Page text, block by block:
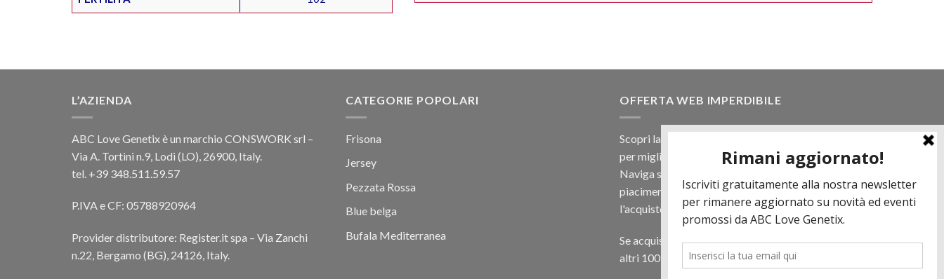
L’AZIENDA
ABC Love Genetix è un marchio CONSWORK srl –
Via A. Tortini n.9, Lodi (LO), 26900, Italy.
tel. +39 348.511.59.57
P.IVA e CF: 05788920964
Provider distributore: Register.it spa – Via Zanchi
n.22, Bergamo (BG), 24126, Italy.
CATEGORIE POPOLARI
Frisona
Jersey
Pezzata Rossa
Blue belga
Bufala Mediterranea
OFFERTA WEB IMPERDIBILE
Scopri la nostra offerta web! Un prezzo mai visto,
per migliaia di prodotti.
Naviga sul sito e scegli il tuo toro filtrando a
piacimento e scopri quanto può essere vantaggioso
l'acquisto online.
Se acquisti almeno 500€ di prodotti in regalo per te
altri 100 € in Tori. Contattaci per più informazioni.